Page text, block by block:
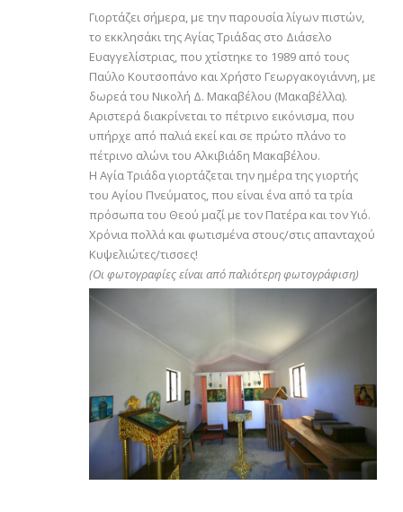
Γιορτάζει σήμερα, με την παρουσία λίγων πιστών,
το εκκλησάκι της Αγίας Τριάδας στο Διάσελο
Ευαγγελίστριας, που χτίστηκε το 1989 από τους
Παύλο Κουτσοπάνο και Χρήστο Γεωργακογιάννη, με
δωρεά του Νικολή Δ. Μακαβέλου (Μακαβέλλα).
Αριστερά διακρίνεται το πέτρινο εικόνισμα, που
υπήρχε από παλιά εκεί και σε πρώτο πλάνο το
πέτρινο αλώνι του Αλκιβιάδη Μακαβέλου.
Η Αγία Τριάδα γιορτάζεται την ημέρα της γιορτής
του Αγίου Πνεύματος, που είναι ένα από τα τρία
πρόσωπα του Θεού μαζί με τον Πατέρα και τον Υιό.
Χρόνια πολλά και φωτισμένα στους/στις απανταχού
Κυψελιώτες/τισσες!
(Οι φωτογραφίες είναι από παλιότερη φωτογράφιση)